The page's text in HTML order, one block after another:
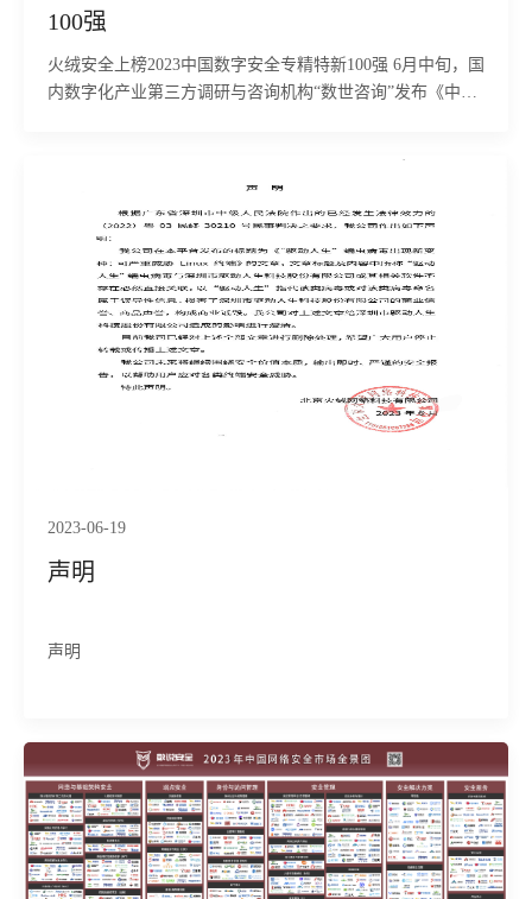
100强
火绒安全上榜2023中国数字安全专精特新100强 6月中旬，国
内数字化产业第三方调研与咨询机构“数世咨询”发布《中国
2023-06-19
声明
声明